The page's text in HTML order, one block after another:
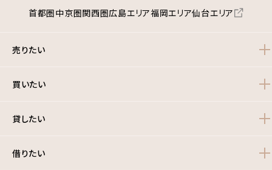
首都圏中京圏関西圏広島エリア福岡エリア仙台エリア
売りたい
買いたい
貸したい
借りたい